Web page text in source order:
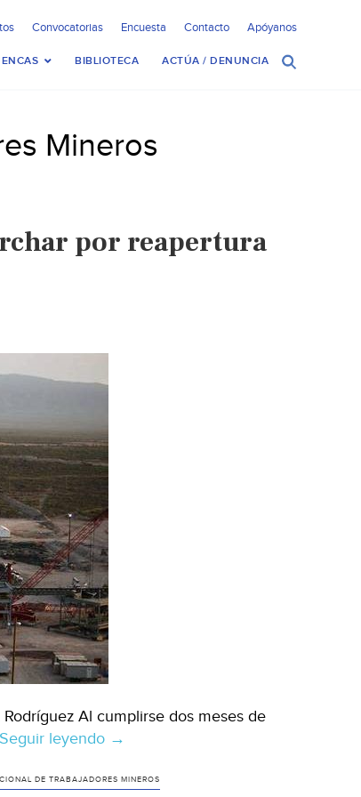
Convocatorias Encuesta Contacto Apóyanos
BIBLIOTECA ACTÚA / DENUNCIA
Mineros
por reapertura
Al cumplirse dos meses de
Seguir leyendo Zacatecas:
a
→
DE TRABAJADORES MINEROS